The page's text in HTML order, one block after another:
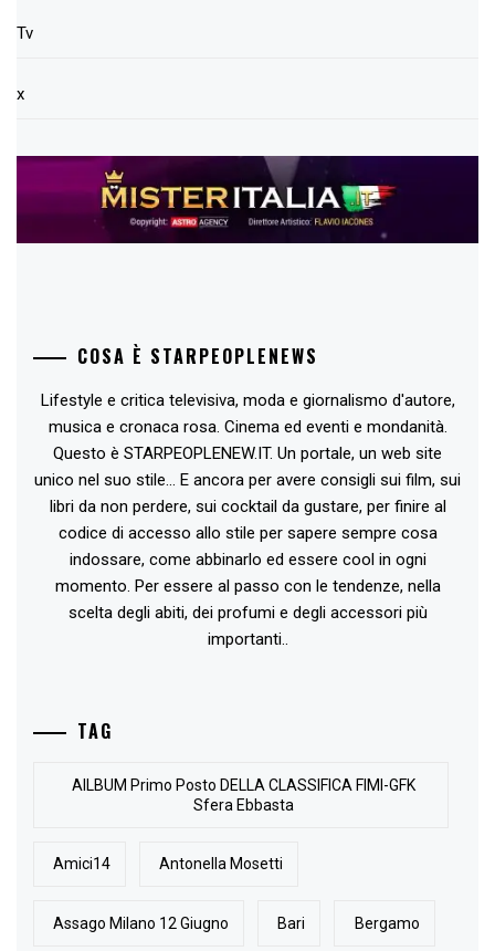
Tv
x
COSA È STARPEOPLENEWS
Lifestyle e critica televisiva, moda e giornalismo d'autore,
musica e cronaca rosa. Cinema ed eventi e mondanità.
Questo è STARPEOPLENEW.IT. Un portale, un web site
unico nel suo stile... E ancora per avere consigli sui film, sui
libri da non perdere, sui cocktail da gustare, per finire al
codice di accesso allo stile per sapere sempre cosa
indossare, come abbinarlo ed essere cool in ogni
momento. Per essere al passo con le tendenze, nella
scelta degli abiti, dei profumi e degli accessori più
importanti..
TAG
AlLBUM Primo Posto DELLA CLASSIFICA FIMI-GFK
Sfera Ebbasta
Amici14 Antonella Mosetti
Assago Milano 12 Giugno Bari Bergamo